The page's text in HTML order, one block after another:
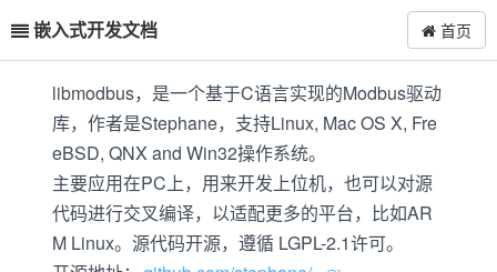
嵌入式开发文档 首页
libmodbus，是一个基于C语言实现的Modbus驱动
库，作者是Stephane，支持Linux, Mac OS X, Fre
eBSD, QNX and Win32操作系统。
主要应用在PC上，用来开发上位机，也可以对源
代码进行交叉编译，以适配更多的平台，比如AR
M Linux。源代码开源，遵循 LGPL-2.1许可。